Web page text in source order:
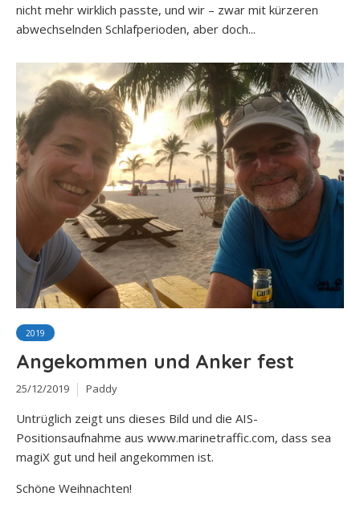
nicht mehr wirklich passte, und wir – zwar mit kürzeren
abwechselnden Schlafperioden, aber doch...
2019
Angekommen und Anker fest
25/12/2019 Paddy
Untrüglich zeigt uns dieses Bild und die AIS-
Positionsaufnahme aus www.marinetraffic.com, dass sea
magiX gut und heil angekommen ist.
Schöne Weihnachten!